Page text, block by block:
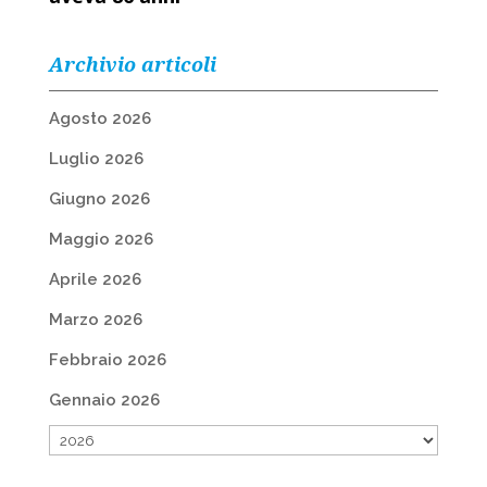
Archivio articoli
Agosto 2026
Luglio 2026
Giugno 2026
Maggio 2026
Aprile 2026
Marzo 2026
Febbraio 2026
Gennaio 2026